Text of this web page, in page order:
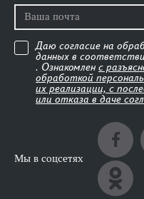
Даю согласие на
данных в
. Ознакомлен с
обработкой
их реализации, с
или отказа в даче
Мы в соцсетях